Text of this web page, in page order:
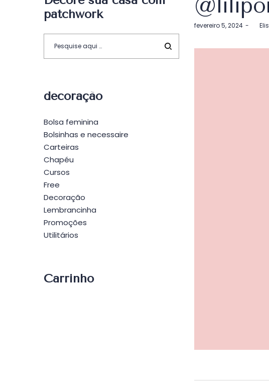
Postado
fevereiro 5, 2024 by
patchwork
decoração
Bolsa feminina
Bolsinhas e necessaire
Carteiras
Chapéu
Cursos
Free
Decoração
Lembrancinha
Promoções
Utilitários
Carrinho